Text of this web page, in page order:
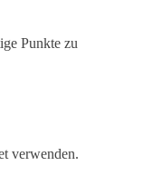
Punkte zu
verwenden.